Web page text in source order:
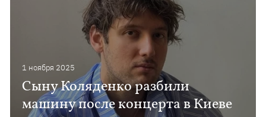
1 ноября 2025
Сыну Коляденко разбили
машину после концерта в Киеве